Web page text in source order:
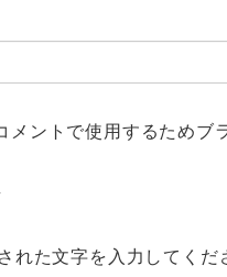
メントで使用するためブ
れた文字を入力してくだ